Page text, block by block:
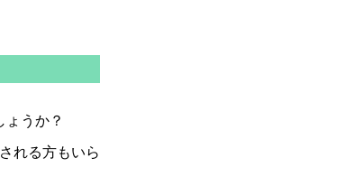
うか？
れる方もいら